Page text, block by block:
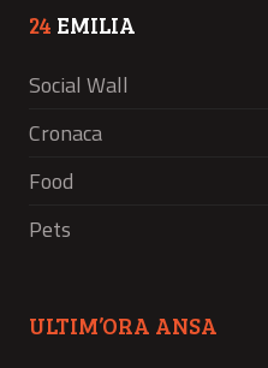
24 EMILIA
Social Wall
Cronaca
Food
Pets
ULTIM’ORA ANSA